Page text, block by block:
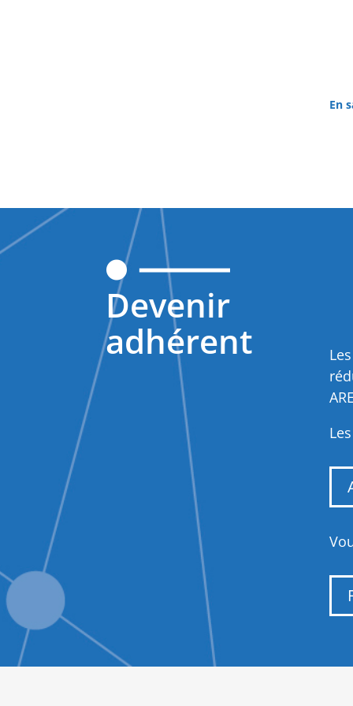
En
Devenir
adhérent